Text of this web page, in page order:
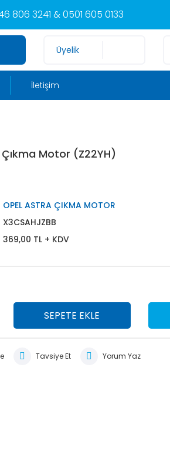
806 3241 & 0501 605 0133
Üyelik
İletişim
Motor (Z22YH)
OPEL ASTRA ÇIKMA MOTOR
X3CSAHJZBB
369,00 TL + KDV
SEPETE EKLE
Tavsiye Et Yorum Yaz